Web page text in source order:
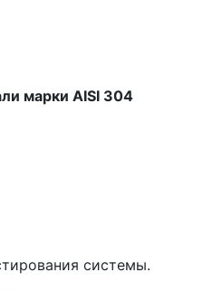
марки AISI 304
системы.